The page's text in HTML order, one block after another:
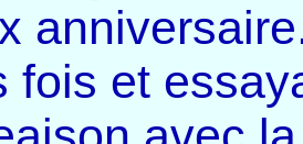
fois et